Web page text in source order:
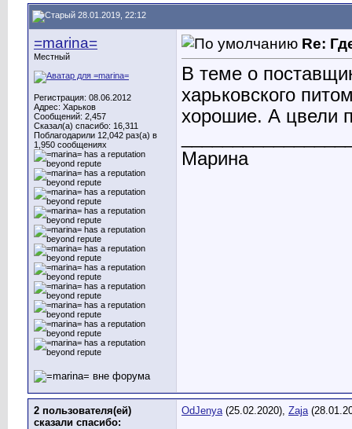
28.01.2019, 22:12
=marina=
Местный
Регистрация: 08.06.2012
Адрес: Харьков
Сообщений: 2,457
Сказал(а) спасибо: 16,311
Поблагодарили 12,042 раз(а) в
1,950 сообщениях
Re:
В теме о
харьковского
хорошие. А цвели
Марина
2 пользователя(ей)
сказали cпасибо:
OdJenya(25.02.2020), Zaja